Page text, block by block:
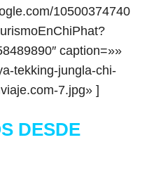
10500374740
caption=»»
tekking-jungla-chi-
7.jpg» ]
DESDE